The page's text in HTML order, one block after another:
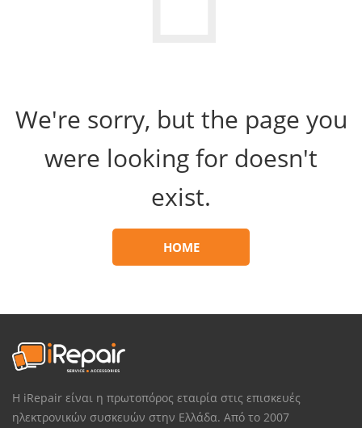
We're sorry, but the page you
were looking for doesn't
exist.
HOME
Η iRepair είναι η πρωτοπόρος εταιρία στις επισκευές
ηλεκτρονικών συσκευών στην Ελλάδα. Από το 2007